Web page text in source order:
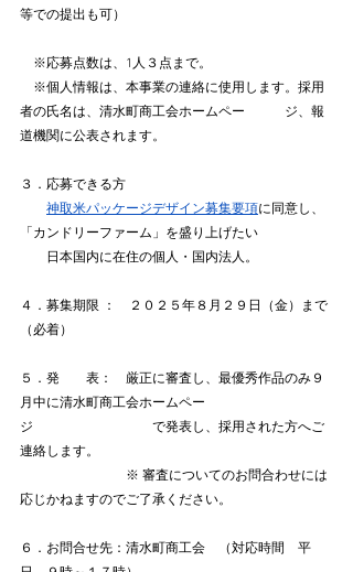
等での提出も可）
※応募点数は、1人３点まで。
※個人情報は、本事業の連絡に使用します。採用
者の氏名は、清水町商工会ホームペー　　　ジ、報
道機関に公表されます。
３．応募できる方
神取米パッケージデザイン募集要項に同意し、
「カンドリーファーム」を盛り上げたい
日本国内に在住の個人・国内法人。
４．募集期限 ：　２０２５年８月２９日（金）まで
（必着）
５．発　　表：　厳正に審査し、最優秀作品のみ９
月中に清水町商工会ホームペー
ジ　　　　　　　　　で発表し、採用された方へご
連絡します。
応じかねますのでご了承ください。
６．お問合せ先：清水町商工会　（対応時間　平